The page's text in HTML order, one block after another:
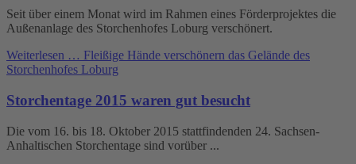
Seit über einem Monat wird im Rahmen eines Förderprojektes die
Außenanlage des Storchenhofes Loburg verschönert.
Weiterlesen … Fleißige Hände verschönern das Gelände des
Storchenhofes Loburg
Storchentage 2015 waren gut besucht
Die vom 16. bis 18. Oktober 2015 stattfindenden 24. Sachsen-
Anhaltischen Storchentage sind vorüber ...